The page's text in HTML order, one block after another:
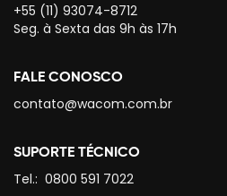
+55 (11) 93074-8712
Seg. à Sexta das 9h às 17h
FALE CONOSCO
contato@wacom.com.br
SUPORTE TÉCNICO
Tel.: 0800 591 7022